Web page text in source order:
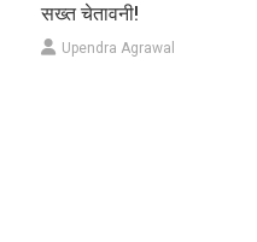
सख्त चेतावनी!
Upendra Agrawal